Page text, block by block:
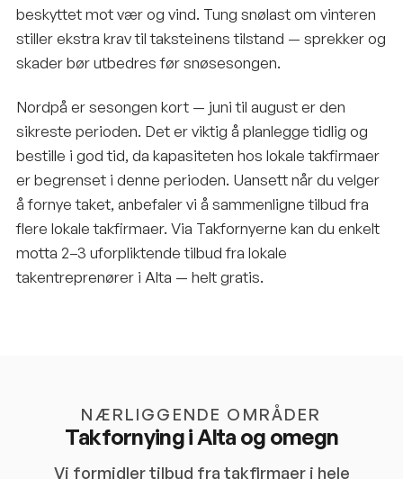
beskyttet mot vær og vind. Tung snølast om vinteren
stiller ekstra krav til taksteinens tilstand — sprekker og
skader bør utbedres før snøsesongen.
Nordpå er sesongen kort — juni til august er den
sikreste perioden. Det er viktig å planlegge tidlig og
bestille i god tid, da kapasiteten hos lokale takfirmaer
er begrenset i denne perioden. Uansett når du velger
å fornye taket, anbefaler vi å sammenligne tilbud fra
flere lokale takfirmaer. Via Takfornyerne kan du enkelt
motta 2–3 uforpliktende tilbud fra lokale
takentreprenører i Alta — helt gratis.
NÆRLIGGENDE OMRÅDER
Takfornying iAlta og omegn
Vi formidler tilbud fra takfirmaer i hele